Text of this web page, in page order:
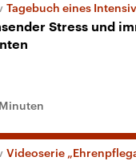
Tagebuch eines
Stress und
Videoserie